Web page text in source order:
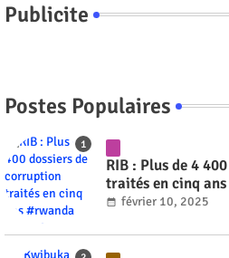
Publicite
Postes Populaires
RIB : Plus de 4
traités en cinq
février 10, 2025